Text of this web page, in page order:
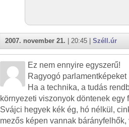
2007. november 21. | 20:45 | Széll.úr
Ez nem ennyire egyszerű!
Ragyogó parlamentképeket
Ha a technika, a tudás
környezeti viszonyok döntenek egy
Svájci hegyek kék ég, hó nélkül,
mezős képen vannak